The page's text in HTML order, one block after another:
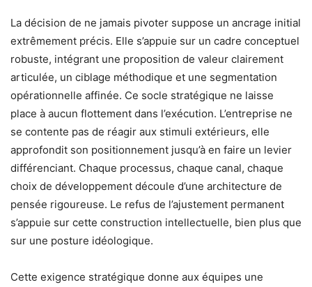
La décision de ne jamais pivoter suppose un ancrage initial
extrêmement précis. Elle s’appuie sur un cadre conceptuel
robuste, intégrant une proposition de valeur clairement
articulée, un ciblage méthodique et une segmentation
opérationnelle affinée. Ce socle stratégique ne laisse
place à aucun flottement dans l’exécution. L’entreprise ne
se contente pas de réagir aux stimuli extérieurs, elle
approfondit son positionnement jusqu’à en faire un levier
différenciant. Chaque processus, chaque canal, chaque
choix de développement découle d’une architecture de
pensée rigoureuse. Le refus de l’ajustement permanent
s’appuie sur cette construction intellectuelle, bien plus que
sur une posture idéologique.
Cette exigence stratégique donne aux équipes une